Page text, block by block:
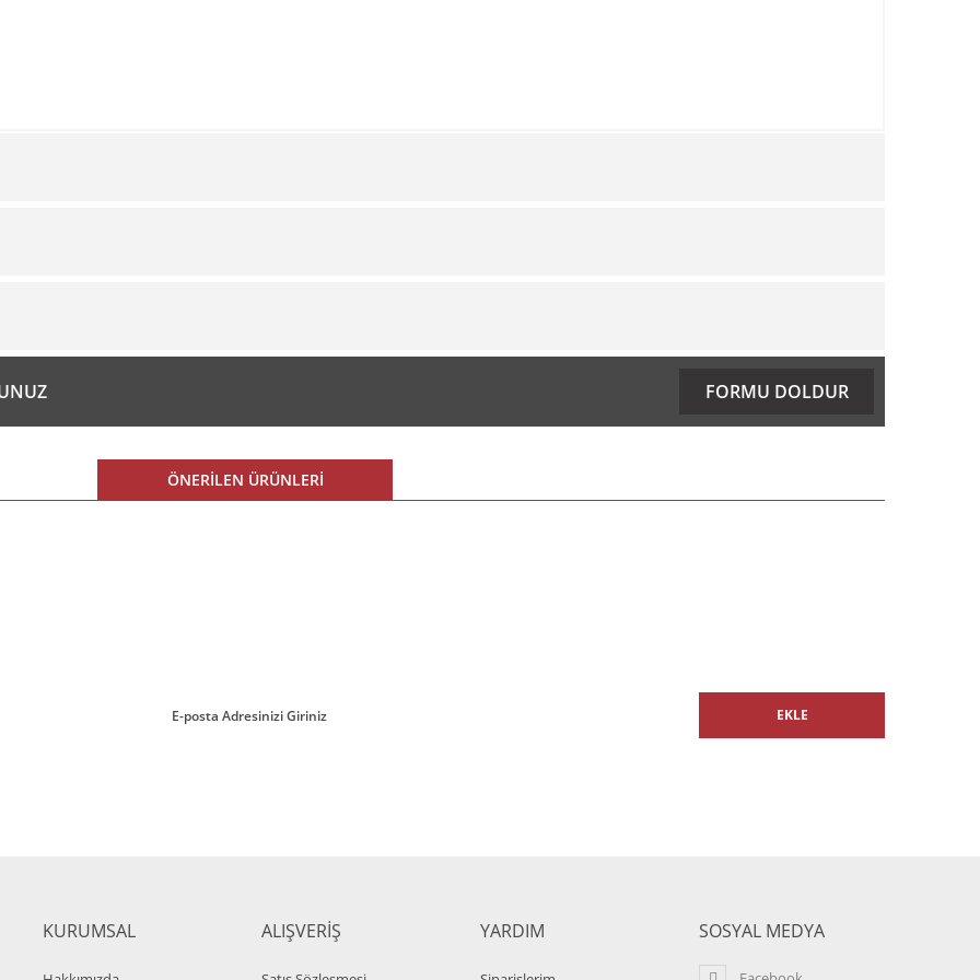
FORMU DOLDUR
ÖNERİLEN ÜRÜNLERİ
EKLE
KURUMSAL ALIŞVERİŞ YARDIM SOSYAL MEDYA